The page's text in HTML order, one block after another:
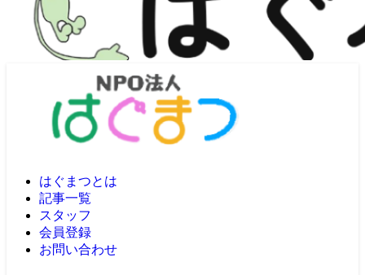
はぐまつとは
記事一覧
スタッフ
会員登録
お問い合わせ